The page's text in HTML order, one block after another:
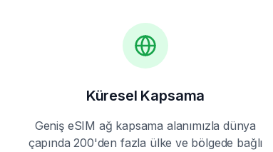
Küresel Kapsama
Geniş eSIM ağ kapsama alanımızla dünya
çapında 200'den fazla ülke ve bölgede bağlı